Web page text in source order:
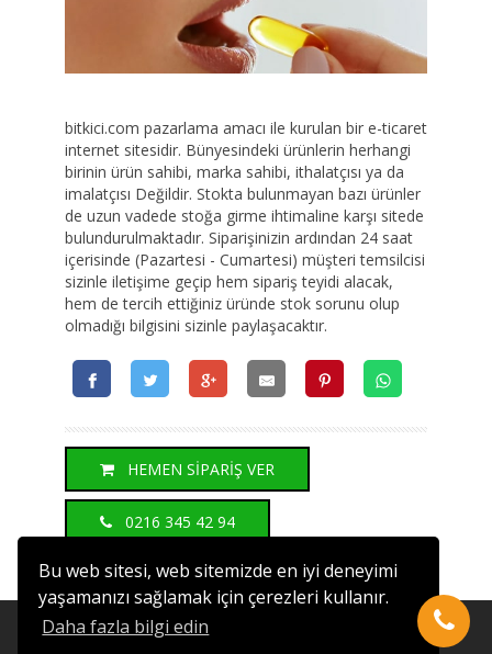
Bu web sitesi, web sitemizde en iyi deneyimi
yaşamanızı sağlamak için çerezleri kullanır.
Daha fazla bilgi edin
bitkici.com pazarlama amacı ile kurulan bir e-ticaret
internet sitesidir. Bünyesindeki ürünlerin herhangi
birinin ürün sahibi, marka sahibi, ithalatçısı ya da
imalatçısı Değildir. Stokta bulunmayan bazı ürünler
de uzun vadede stoğa girme ihtimaline karşı sitede
bulundurulmaktadır. Siparişinizin ardından 24 saat
içerisinde (Pazartesi - Cumartesi) müşteri temsilcisi
sizinle iletişime geçip hem sipariş teyidi alacak,
hem de tercih ettiğiniz üründe stok sorunu olup
olmadığı bilgisini sizinle paylaşacaktır.
HEMEN SİPARİŞ VER
0216 345 42 94
- HAKKIMIZDA|- TESLİMAT ŞARTLARI